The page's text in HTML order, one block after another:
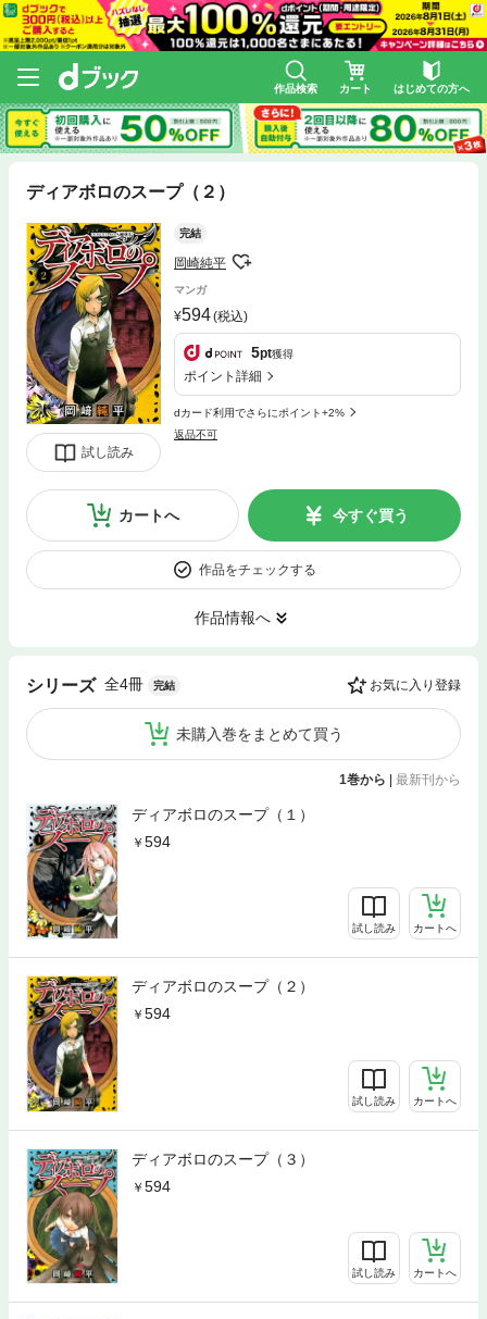
作品検索 カート はじめての方へ
ディアボロのスープ（２）
試し読み
完結
岡崎純平
マンガ
594(税込)
5pt獲得
ポイント詳細
dカード利用でさらにポイント+2%
返品不可
カートへ 今すぐ買う
作品をチェックする
作品情報へ
シリーズ 全4冊 完結 お気に入り登録
未購入巻をまとめて買う
1巻から | 最新刊から
ディアボロのスープ（１）
594
試し読み カートへ
ディアボロのスープ（２）
594
試し読み カートへ
ディアボロのスープ（３）
594
試し読み カートへ